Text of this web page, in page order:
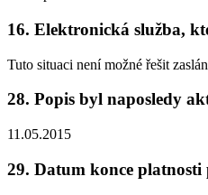
16. Elektronická služba,
Tuto situaci není možné řešit
28. Popis byl naposledy
11.05.2015
29. Datum konce platnosti